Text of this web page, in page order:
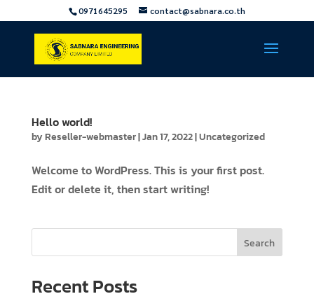
0971645295 contact@sabnara.co.th
Hello world!
byReseller-webmaster|Jan 17, 2022|Uncategorized
Welcome to WordPress. This is your first post.
Edit or delete it, then start writing!
Search
Recent Posts